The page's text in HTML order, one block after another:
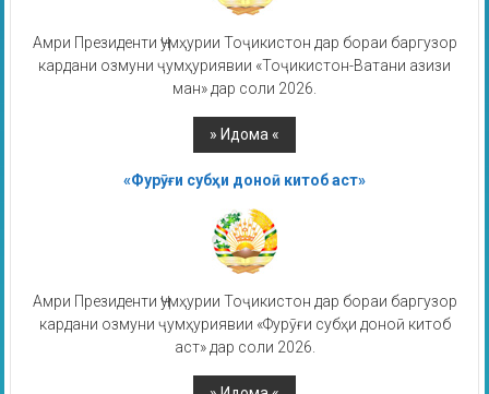
Амри Президенти Ҷумҳурии Тоҷикистон дар бораи баргузор
кардани озмуни ҷумҳуриявии «Тоҷикистон-Ватани азизи
ман» дар соли 2026.
«Фурӯғи субҳи доноӣ китоб аст»
Амри Президенти Ҷумҳурии Тоҷикистон дар бораи баргузор
кардани озмуни ҷумҳуриявии «Фурӯғи субҳи доноӣ китоб
аст» дар соли 2026.